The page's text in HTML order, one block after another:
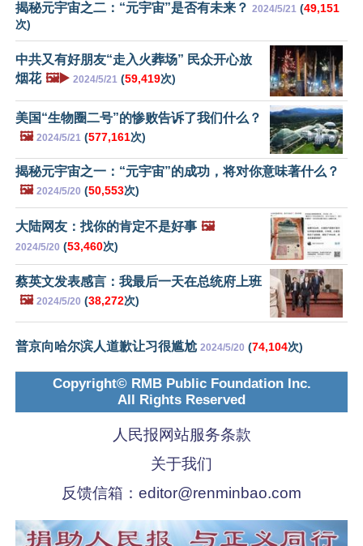
揭秘元宇宙之二：“元宇宙”是否有未来？ 2024/5/21 (49,151
次)
中共又有好朋友“走入火葬场” 民众开心放
烟花 🖼️▶️ 2024/5/21 (59,419次)
美国“生物圈二号”的惨败告诉了我们什么？
🖼️ 2024/5/21 (577,161次)
揭秘元宇宙之一：“元宇宙”的成功，将对你意味著什么？
🖼️ 2024/5/20 (50,553次)
大陆网友：找你的肯定不是好事 🖼️
2024/5/20 (53,460次)
蔡英文发表感言：我最后一天在总统府上班
🖼️ 2024/5/20 (38,272次)
普京向哈尔滨人道歉让习很尴尬 2024/5/20 (74,104次)
Copyright© RMB Public Foundation Inc.
All Rights Reserved
人民报网站服务条款
关于我们
反馈信箱： editor@renminbao.com